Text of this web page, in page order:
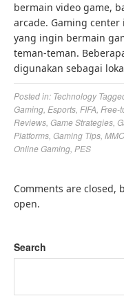
bermain video game,
arcade. Gaming
yang ingin bermain
teman-teman.
digunakan sebagai
Posted in: Technology
Gaming Esports FIFA Free-
Reviews Game Strategies
Platforms Gaming Tips
Online Gaming PES
Comments are closed,
open.
Search